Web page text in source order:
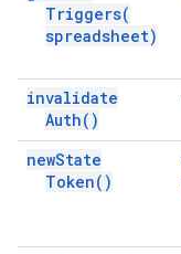
Triggers(
spreadsheet)
invalidate
Auth( )
newState
Token( )